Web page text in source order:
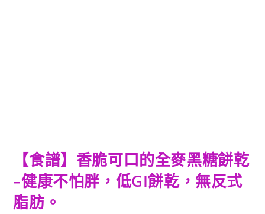
【食譜】香脆可口的全麥黑糖餅乾
–健康不怕胖，低GI餅乾，無反式
脂肪。